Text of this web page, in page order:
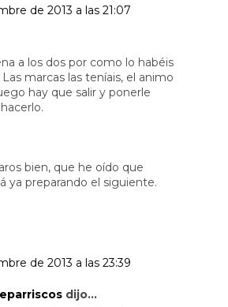
de 2013 a las 21:07
a los dos por como lo habéis
marcas las teníais, el animo
hay que salir y ponerle
bien, que he oído que
ya preparando el siguiente.
de 2013 a las 23:39
dijo...